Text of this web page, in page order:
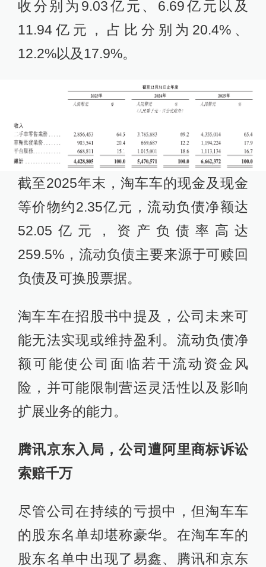
收分别为9.03亿元、6.69亿元以及
11.94亿元，占比分别为20.4%、
12.2%以及17.9%。
截至2025年末，淘车车的现金及现金
等价物约2.35亿元，流动负债净额达
52.05亿元，资产负债率高达
259.5%，流动负债主要来源于可赎回
负债及可换股票据。
淘车车在招股书中提及，公司未来可
能无法实现或维持盈利。流动负债净
额可能使公司面临若干流动资金风
险，并可能限制营运灵活性以及影响
扩展业务的能力。
腾讯京东入局，公司遭阿里商标诉讼
索赔千万
尽管公司在持续的亏损中，但淘车车
的股东名单却堪称豪华。在淘车车的
股东名单中出现了易鑫、腾讯和京东